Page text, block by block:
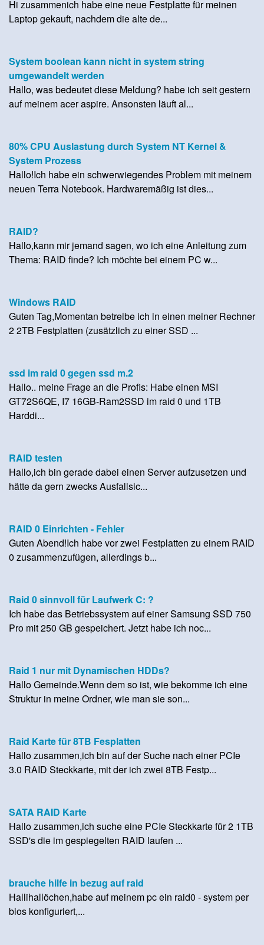
Hi zusammenich habe eine neue Festplatte für meinen
Laptop gekauft, nachdem die alte de...
System boolean kann nicht in system string
umgewandelt werden
Hallo, was bedeutet diese Meldung? habe ich seit gestern
auf meinem acer aspire. Ansonsten läuft al...
80% CPU Auslastung durch System NT Kernel &
System Prozess
Hallo!Ich habe ein schwerwiegendes Problem mit meinem
neuen Terra Notebook. Hardwaremäßig ist dies...
RAID?
Hallo,kann mir jemand sagen, wo ich eine Anleitung zum
Thema: RAID finde? Ich möchte bei einem PC w...
Windows RAID
Guten Tag,Momentan betreibe ich in einen meiner Rechner
2 2TB Festplatten (zusätzlich zu einer SSD ...
ssd im raid 0 gegen ssd m.2
Hallo.. meine Frage an die Profis: Habe einen MSI
GT72S6QE, I7 16GB-Ram2SSD im raid 0 und 1TB
Harddi...
RAID testen
Hallo,ich bin gerade dabei einen Server aufzusetzen und
hätte da gern zwecks Ausfallsic...
RAID 0 Einrichten - Fehler
Guten Abend!Ich habe vor zwei Festplatten zu einem RAID
0 zusammenzufügen, allerdings b...
Raid 0 sinnvoll für Laufwerk C: ?
Ich habe das Betriebssystem auf einer Samsung SSD 750
Pro mit 250 GB gespeichert. Jetzt habe ich noc...
Raid 1 nur mit Dynamischen HDDs?
Hallo Gemeinde.Wenn dem so ist, wie bekomme ich eine
Struktur in meine Ordner, wie man sie son...
Raid Karte für 8TB Fesplatten
Hallo zusammen,ich bin auf der Suche nach einer PCIe
3.0 RAID Steckkarte, mit der ich zwei 8TB Festp...
SATA RAID Karte
Hallo zusammen,ich suche eine PCIe Steckkarte für 2 1TB
SSD's die im gespiegelten RAID laufen ...
brauche hilfe in bezug auf raid
Hallihallöchen,habe auf meinem pc ein raid0 - system per
bios konfiguriert,...